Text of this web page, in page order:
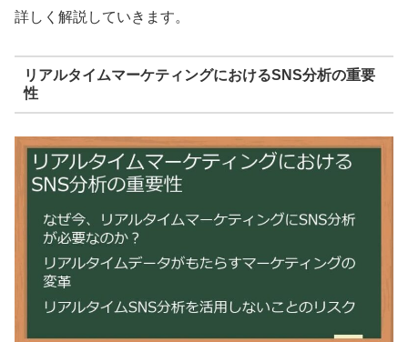
詳しく解説していきます。
リアルタイムマーケティングにおけるSNS分析の重要
性